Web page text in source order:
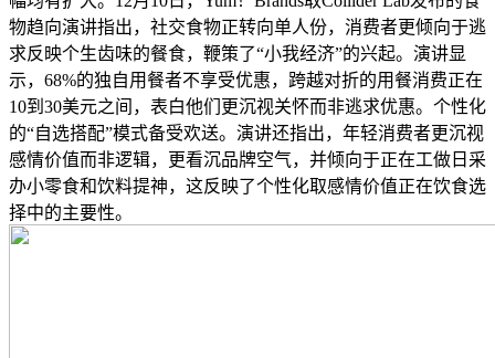
物趋向演讲指出，社交食物正转向单人份，消费者更倾向于逃
求反映个生齿味的餐食，鞭策了“小我经济”的兴起。演讲显
示，68%的独自用餐者不享受优惠，跨越对折的用餐消费正在
10到30美元之间，表白他们更沉视关怀而非逃求优惠。个性化
的“自选搭配”模式备受欢送。演讲还指出，年轻消费者更沉视
感情价值而非逻辑，更看沉品牌空气，并倾向于正在工做日采
办小零食和饮料提神，这反映了个性化取感情价值正在饮食选
择中的主要性。